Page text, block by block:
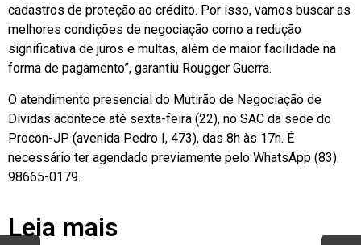
cadastros de proteção ao crédito. Por isso, vamos buscar as
melhores condições de negociação como a redução
significativa de juros e multas, além de maior facilidade na
forma de pagamento”, garantiu Rougger Guerra.
O atendimento presencial do Mutirão de Negociação de
Dívidas acontece até sexta-feira (22), no SAC da sede do
Procon-JP (avenida Pedro I, 473), das 8h às 17h. É
necessário ter agendado previamente pelo WhatsApp (83)
98665-0179.
Leia mais